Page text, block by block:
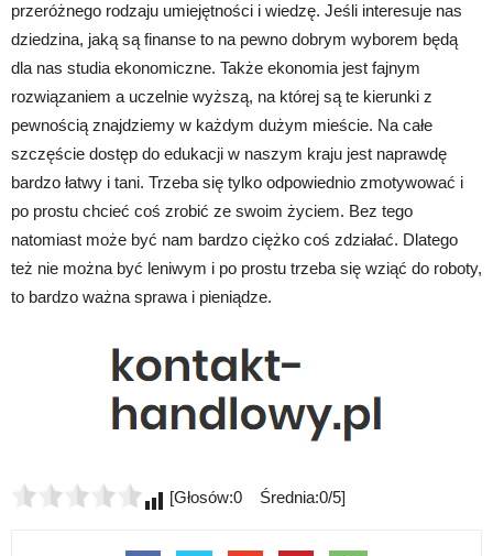
przeróżnego rodzaju umiejętności i wiedzę. Jeśli interesuje nas
dziedzina, jaką są finanse to na pewno dobrym wyborem będą
dla nas studia ekonomiczne. Także ekonomia jest fajnym
rozwiązaniem a uczelnie wyższą, na której są te kierunki z
pewnością znajdziemy w każdym dużym mieście. Na całe
szczęście dostęp do edukacji w naszym kraju jest naprawdę
bardzo łatwy i tani. Trzeba się tylko odpowiednio zmotywować i
po prostu chcieć coś zrobić ze swoim życiem. Bez tego
natomiast może być nam bardzo ciężko coś zdziałać. Dlatego
też nie można być leniwym i po prostu trzeba się wziąć do roboty,
to bardzo ważna sprawa i pieniądze.
[Głosów:0 Średnia:0/5]